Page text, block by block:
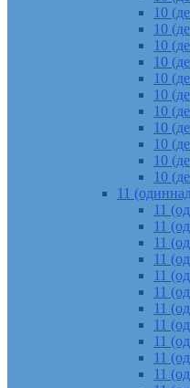
10
10
10
10
10
10
10
10
10
10
10
11
11
11
11
11
11
11
11
11
11
11
11